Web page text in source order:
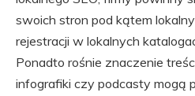
swoich stron pod kątem
rejestracji w lokalnych
Ponadto rośnie znaczenie
infografiki czy podcasty mogą